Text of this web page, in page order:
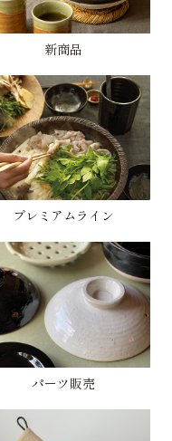
新商品
プレミアムライン
パーツ販売